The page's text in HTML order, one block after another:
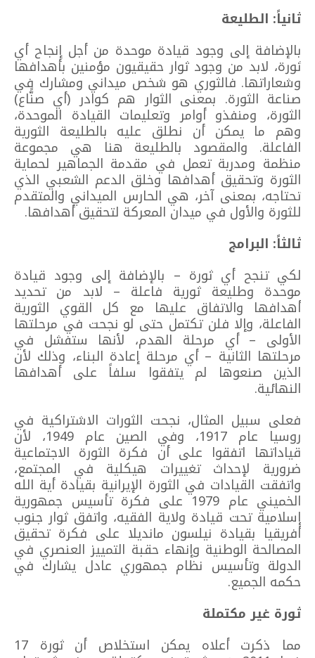
ثانياً: الطليعة
بالإضافة إلى وجود قيادة موحدة من أجل إنجاح أي
ثورة، لابد من وجود ثوار حقيقيون مؤمنين بأهدافها
وشعاراتها. فالثوري هو شخص ميداني ومشارك في
صناعة الثورة. بمعنى الثوار هم كوادر (أي صنًّاع)
الثورة، ومنفذو أوامر وتعليمات القيادة الموحدة،
وهم ما يمكن أن نطلق عليه بالطليعة الثورية
الفاعلة. والمقصود بالطليعة هنا هي مجموعة
منظمة ومدربة تعمل في مقدمة الجماهير لحماية
الثورة وتحقيق أهدافها وخلق الدعم الشعبي الذي
تحتاجه، بمعنى آخر، هي الحارس الميداني والمتقدم
للثورة والأول في ميدان المعركة لتحقيق أهدافها.
ثالثاً: البرامج
لكي تنجح أي ثورة – بالإضافة إلى وجود قيادة
موحدة وطليعة ثورية فاعلة – لابد من تحديد
أهدافها والاتفاق عليها مع كل القوي الثورية
الفاعلة، وإلا فلن تكتمل حتى لو نجحت في مرحلتها
الأولى – أي مرحلة الهدم، لأنها ستفشل في
مرحلتها الثانية – أي مرحلة إعادة البناء، وذلك لأن
الذين صنعوها لم يتفقوا سلفاً على أهدافها
النهائية.
فعلى سبيل المثال، نجحت الثورات الاشتراكية في
روسيا عام 1917، وفي الصين عام 1949، لأن
قياداتها اتفقوا على أن فكرة الثورة الاجتماعية
ضرورية لإحداث تغييرات هيكلية في المجتمع،
واتفقت القيادات في الثورة الإيرانية بقيادة أية الله
الخميني عام 1979 على فكرة تأسيس جمهورية
إسلامية تحت قيادة ولاية الفقيه، واتفق ثوار جنوب
أفريقيا بقيادة نيلسون مانديلا على فكرة تحقيق
المصالحة الوطنية وإنهاء حقبة التمييز العنصري في
الدولة وتأسيس نظام جمهوري عادل يشارك في
حكمه الجميع.
ثورة غير مكتملة
مما ذكرت أعلاه يمكن استخلاص أن ثورة 17